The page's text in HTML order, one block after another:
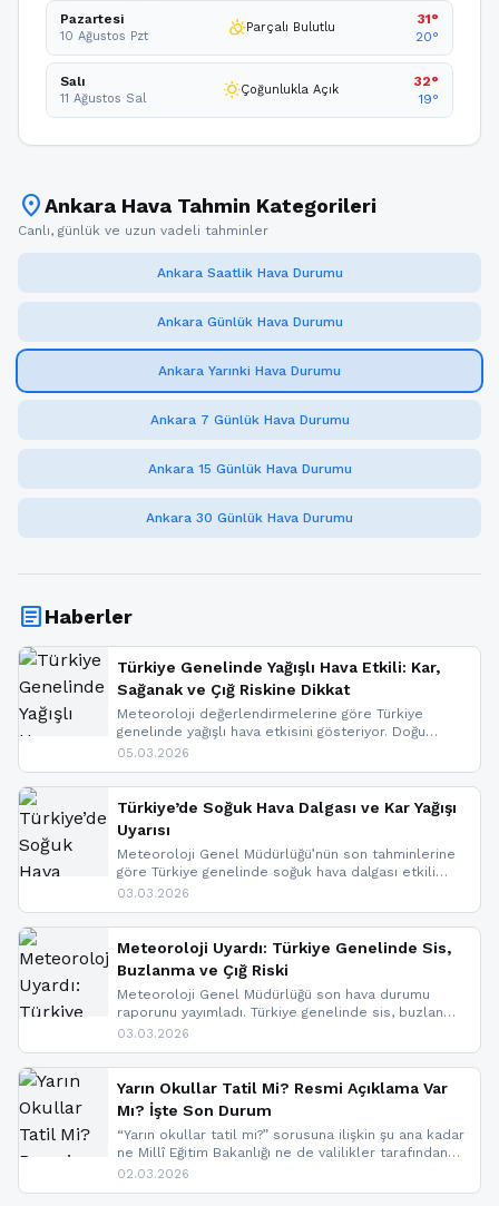
Pazartesi
10 Ağustos Pzt partly_cloudy_dayParçalı Bulutlu
31°
20°
Salı
11 Ağustos Sal wb_sunnyÇoğunlukla Açık
32°
19°
location_onAnkara Hava Tahmin Kategorileri
Canlı, günlük ve uzun vadeli tahminler
Ankara Saatlik Hava Durumu
Ankara Günlük Hava Durumu
Ankara Yarınki Hava Durumu
Ankara 7 Günlük Hava Durumu
Ankara 15 Günlük Hava Durumu
Ankara 30 Günlük Hava Durumu
articleHaberler
Türkiye Genelinde Yağışlı Hava Etkili: Kar,
Sağanak ve Çığ Riskine Dikkat
Meteoroloji değerlendirmelerine göre Türkiye
genelinde yağışlı hava etkisini gösteriyor. Doğu
bölgelerinde kar yağışı beklenirken Marmara ve
ise çığ tehlikesi bulunuyor. İç kesimlerde sis ve pus
nedeniyle görüş mesafesinde azalma
yaşanabileceği belirtiliyor.
05.03.2026
Türkiye’de Soğuk Hava Dalgası ve Kar Yağışı
Uyarısı
Meteoroloji Genel Müdürlüğü’nün son tahminlerine
göre Türkiye genelinde soğuk hava dalgası etkili
oluyor. Birçok il için kar yağışı ve buzlanma uyarısı
03.03.2026
Meteoroloji Uyardı: Türkiye Genelinde Sis,
Buzlanma ve Çığ Riski
Meteoroloji Genel Müdürlüğü son hava durumu
raporunu yayımladı. Türkiye genelinde sis, buzlanma
ve don beklenirken Doğu Anadolu ve Doğu
yapıldı. İşte son dakika meteoroloji gelişmeleri.
03.03.2026
Yarın Okullar Tatil Mi? Resmi Açıklama Var
Mı? İşte Son Durum
“Yarın okullar tatil mi?” sorusuna ilişkin şu ana kadar
ne Millî Eğitim Bakanlığı ne de valilikler tarafından
yapılmış resmi bir tatil açıklaması bulunmamaktadır.
02.03.2026